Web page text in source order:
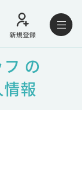
新規登録
の
報